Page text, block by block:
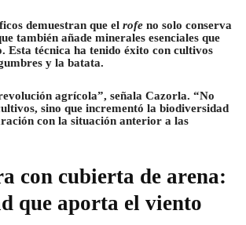
demuestran que el rofe no solo conserva
también añade minerales esenciales que
Esta técnica ha tenido éxito con cultivos
y la batata.
agrícola”, señala Cazorla. “No
sino que incrementó la biodiversidad
con la situación anterior a las
con cubierta de arena:
que aporta el viento